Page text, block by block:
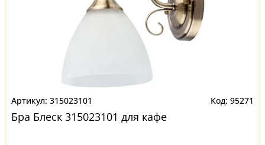
315023101 95271
Бра Блеск 315023101 для кафе